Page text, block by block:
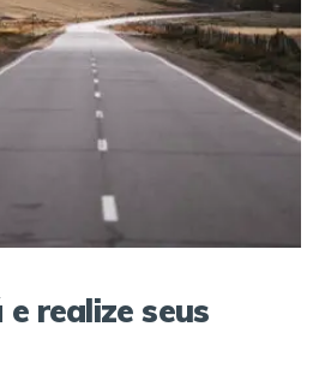
realize seus